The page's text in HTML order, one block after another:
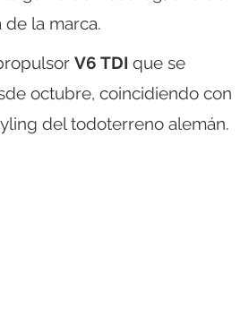
la marca.
V6 TDI que se
octubre, coincidiendo con
del todoterreno alemán.